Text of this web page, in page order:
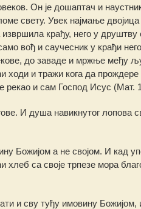
Он је дошаптач и
свету. Увек најмање двојица
крађу, него у друштву
вођ и саучесник у крађи
до заваде и мржње међу
ходи и тражи кога да
рекао и сам Господ Исус (Мат.
И душа навикнутог лопова
Божијом а не својом. И кад
са своје трпезе мора
и сву туђу имовину Божијом,